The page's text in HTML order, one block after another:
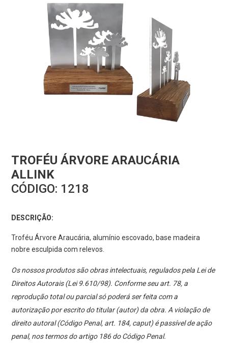
TROFÉU ÁRVORE ARAUCÁRIA
ALLINK
CÓDIGO: 1218
DESCRIÇÃO:
Troféu Árvore Araucária, alumínio escovado, base madeira
nobre esculpida com relevos.
Os nossos produtos são obras intelectuais, regulados pela Lei de
Direitos Autorais (Lei 9.610/98). Conforme seu art. 78, a
reprodução total ou parcial só poderá ser feita com a
autorização por escrito do titular (autor) da obra. A violação de
direito autoral (Código Penal, art. 184, caput) é passível de ação
penal, nos termos do artigo 186 do Código Penal.